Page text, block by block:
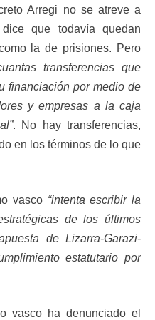
Arregi no se atreve a
que todavía quedan
la de prisiones. Pero
transferencias que
financiación por medio de
y empresas a la caja
. No hay transferencias,
en los términos de lo que
vasco “intenta escribir la
de los últimos
de Lizarra-Garazi-
estatutario por
vasco ha denunciado el